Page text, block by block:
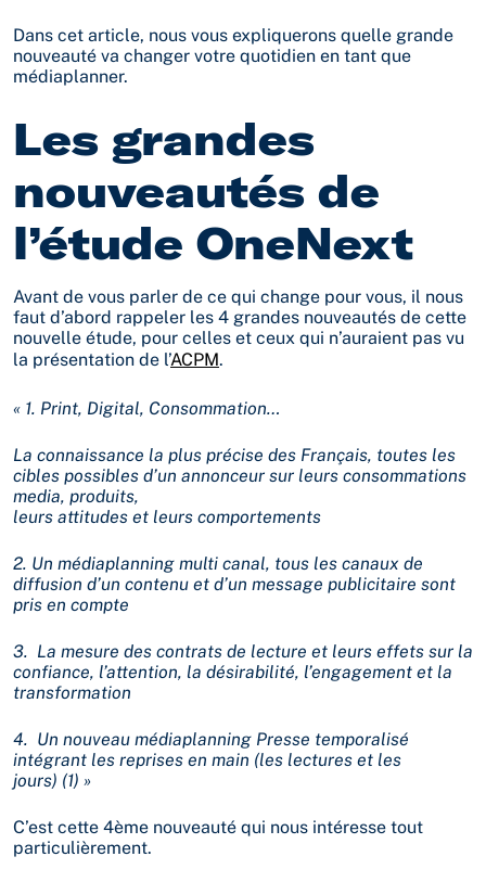
Dans cet article, nous vous expliquerons quelle grande
nouveauté va changer votre quotidien en tant que
médiaplanner.
Les grandes
nouveautés de
l’étude OneNext
Avant de vous parler de ce qui change pour vous, il nous
faut d’abord rappeler les 4 grandes nouveautés de cette
nouvelle étude, pour celles et ceux qui n’auraient pas vu
la présentation de l’ACPM.
« 1. Print, Digital, Consommation…
La connaissance la plus précise des Français, toutes les
cibles possibles d’un annonceur sur leurs consommations
media, produits,
leurs attitudes et leurs comportements
2. Un médiaplanning multi canal, tous les canaux de
diffusion d’un contenu et d’un message publicitaire sont
pris en compte
3. La mesure des contrats de lecture et leurs effets sur la
confiance, l’attention, la désirabilité, l’engagement et la
transformation
4. Un nouveau médiaplanning Presse temporalisé
intégrant les reprises en main (les lectures et les
jours) (1) »
C’est cette 4ème nouveauté qui nous intéresse tout
particulièrement.